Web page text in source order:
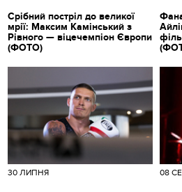
Срібний постріл до великої
мрії: Максим Камінський з
Рівного — віцечемпіон Європи
(ФОТО)
30 ЛИПНЯ 08